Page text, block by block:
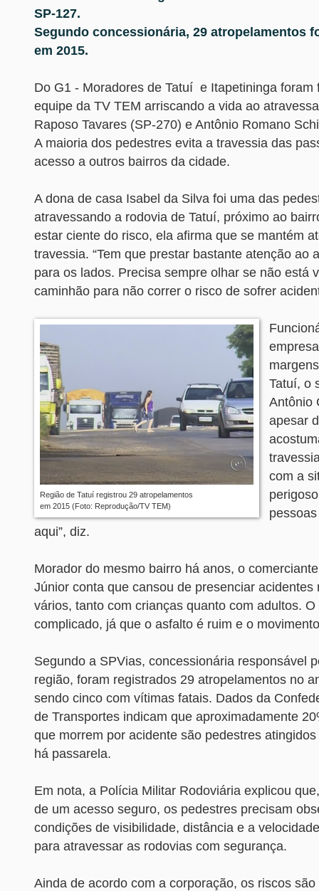
SP-127.
Segundo concessionária, 29 atropelamentos
em 2015.
Do G1 - Moradores de Tatuí e Itapetininga foram
equipe da TV TEM arriscando a vida ao
Raposo Tavares (SP-270) e Antônio Romano
A maioria dos pedestres evita a travessia das
acesso a outros bairros da cidade.
A dona de casa Isabel da Silva foi uma das
atravessando a rodovia de Tatuí, próximo ao
estar ciente do risco, ela afirma que se mantém
travessia. “Tem que prestar bastante atenção ao
para os lados. Precisa sempre olhar se não está
caminhão para não correr o risco de sofrer
Região de Tatuí registrou 29 atropelamentos
em 2015 (Foto: Reprodução/TV TEM)
Tatuí, o
Antônio
apesar
com a
aqui”, diz.
Morador do mesmo bairro há anos, o
Júnior conta que cansou de presenciar acidentes
vários, tanto com crianças quanto com adultos.
complicado, já que o asfalto é ruim e o
Segundo a SPVias, concessionária responsável
região, foram registrados 29 atropelamentos no
sendo cinco com vítimas fatais. Dados da
de Transportes indicam que aproximadamente
que morrem por acidente são pedestres
há passarela.
Em nota, a Polícia Militar Rodoviária explicou
de um acesso seguro, os pedestres precisam
condições de visibilidade, distância e a
para atravessar as rodovias com segurança.
Ainda de acordo com a corporação, os riscos